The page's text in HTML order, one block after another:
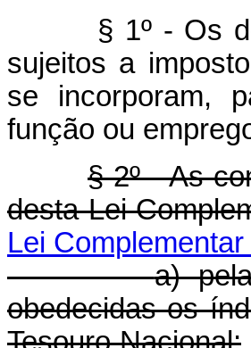
§ 1º - Os
sujeitos a
se incorporam,
função ou
§ 2º - As
desta Lei
Lei
a)
obedecidas os